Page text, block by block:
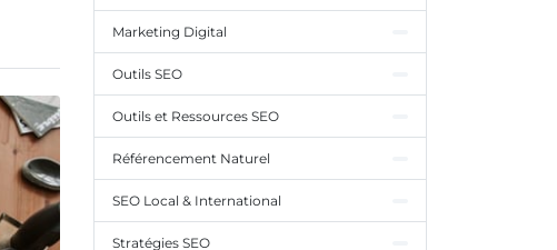
Marketing Digital
Outils SEO
Outils et Ressources SEO
Référencement Naturel
SEO Local & International
Stratégies SEO